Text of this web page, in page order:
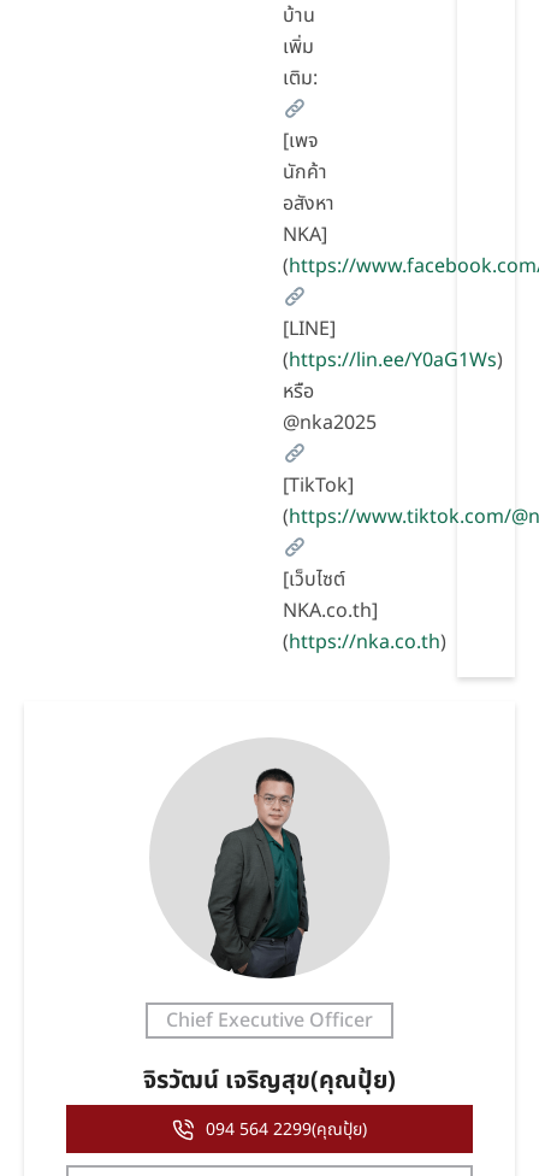
บ้าน
เพิ่ม
เติม:
[เพจ
นักค้า
อสังหา
NKA]
(https://
[LINE]
(https://lin.ee/Y0aG1Ws)
หรือ
@nka2025
[TikTok]
(https://www.tiktok.com/
[เว็บไซต์
NKA.co.th]
(https://nka.co.th)
Chief Executive Officer
จิรวัฒน์ เจริญสุข(คุณปุ้ย)
094 564 2299(คุณปุ้ย)